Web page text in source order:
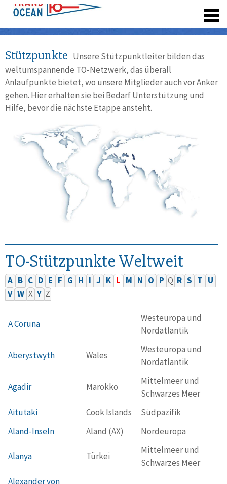
Stützpunkte Unsere Stützpunktleiter bilden das
weltumspannende TO-Netzwerk, das überall
Anlaufpunkte bietet, wo unsere Mitglieder auch vor Anker
gehen. Hier erhalten sie bei Bedarf Unterstützung und
Hilfe, bevor die nächste Etappe ansteht.
TO-Stützpunkte Weltweit
A B C D E F G H I J K L M N O P Q R S T U
V W X Y Z
A Coruna
Westeuropa und
Nordatlantik
Aberystwyth Wales
Westeuropa und
Nordatlantik
Agadir Marokko
Mittelmeer und
Schwarzes Meer
Aitutaki
Cook Islands
Südpazifik
Aland-Inseln
Aland (AX) Nordeuropa
Alanya Türkei
Mittelmeer und
Schwarzes Meer
Alexander von